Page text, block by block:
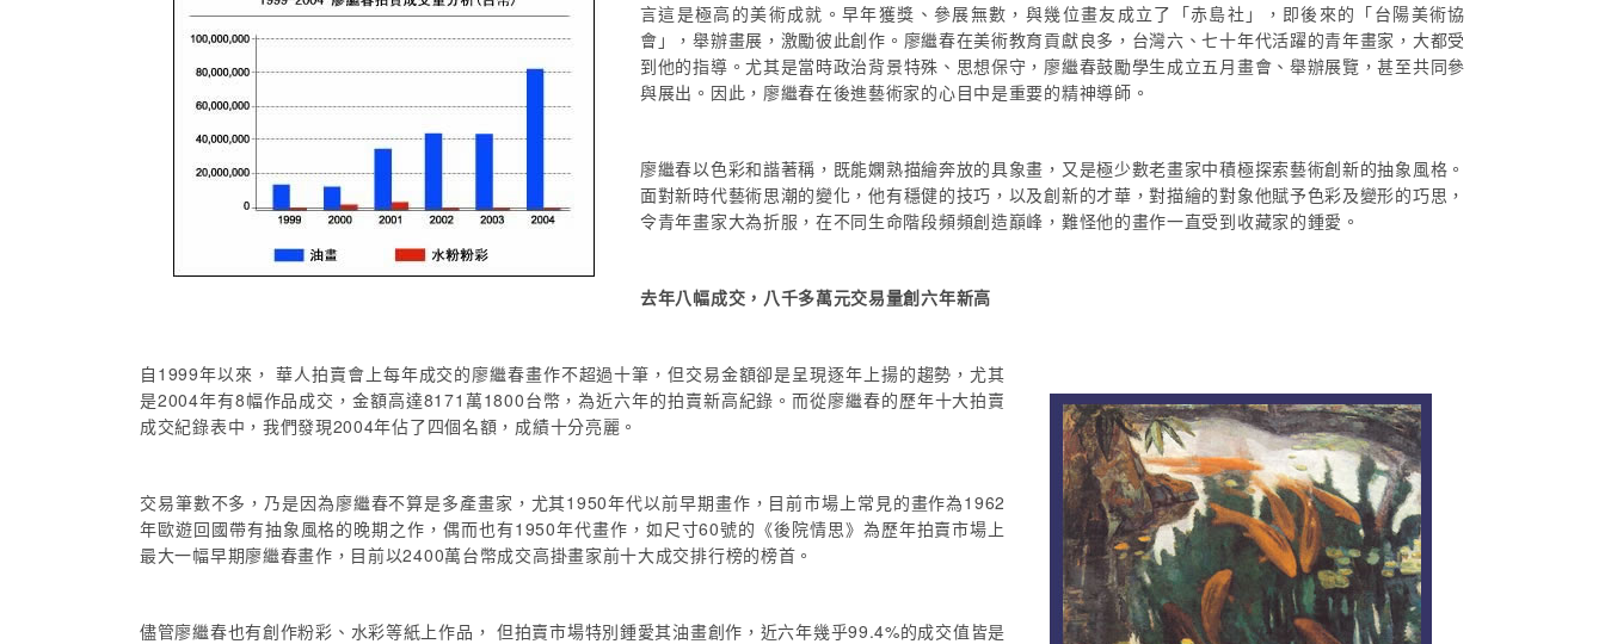
言這是極高的美術成就。早年獲獎、參展無數，與幾位畫友成立了「赤島社」，即後來的「台陽美術協
會」，舉辦畫展，激勵彼此創作。廖繼春在美術教育貢獻良多，台灣六、七十年代活躍的青年畫家，大都受
到他的指導。尤其是當時政治背景特殊、思想保守，廖繼春鼓勵學生成立五月畫會、舉辦展覽，甚至共同參
與展出。因此，廖繼春在後進藝術家的心目中是重要的精神導師。
廖繼春以色彩和諧著稱，既能嫻熟描繪奔放的具象畫，又是極少數老畫家中積極探索藝術創新的抽象風格。
面對新時代藝術思潮的變化，他有穩健的技巧，以及創新的才華，對描繪的對象他賦予色彩及變形的巧思，
令青年畫家大為折服，在不同生命階段頻頻創造巔峰，難怪他的畫作一直受到收藏家的鍾愛。
去年八幅成交，八千多萬元交易量創六年新高
自1999年以來， 華人拍賣會上每年成交的廖繼春畫作不超過十筆，但交易金額卻是呈現逐年上揚的趨勢，尤其
是2004年有8幅作品成交，金額高達8171萬1800台幣，為近六年的拍賣新高紀錄。而從廖繼春的歷年十大拍賣
成交紀錄表中，我們發現2004年佔了四個名額，成績十分亮麗。
交易筆數不多，乃是因為廖繼春不算是多產畫家，尤其1950年代以前早期畫作，目前市場上常見的畫作為1962
年歐遊回國帶有抽象風格的晚期之作，偶而也有1950年代畫作，如尺寸60號的《後院情思》為歷年拍賣市場上
最大一幅早期廖繼春畫作，目前以2400萬台幣成交高掛畫家前十大成交排行榜的榜首。
儘管廖繼春也有創作粉彩、水彩等紙上作品， 但拍賣市場特別鍾愛其油畫創作，近六年幾乎99.4%的成交值皆是